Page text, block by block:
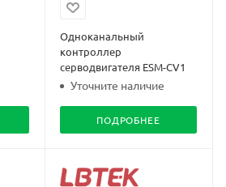
Одноканальный
контроллер
серводвигателя ESM-CV1
Уточните наличие
ПОДРОБНЕЕ